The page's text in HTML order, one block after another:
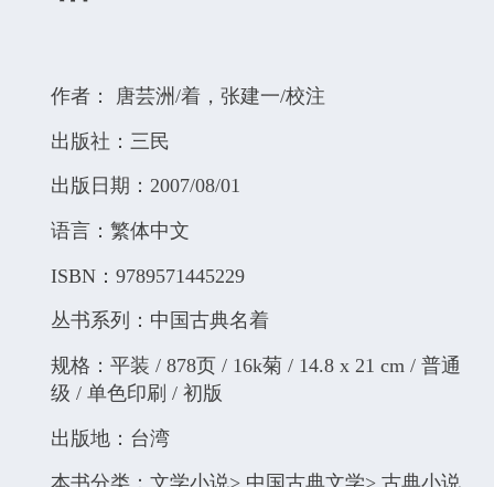
作者： 唐芸洲/着，张建一/校注
出版社：三民
出版日期：2007/08/01
语言：繁体中文
ISBN：9789571445229
丛书系列：中国古典名着
规格：平装 / 878页 / 16k菊 / 14.8 x 21 cm / 普通
级 / 单色印刷 / 初版
出版地：台湾